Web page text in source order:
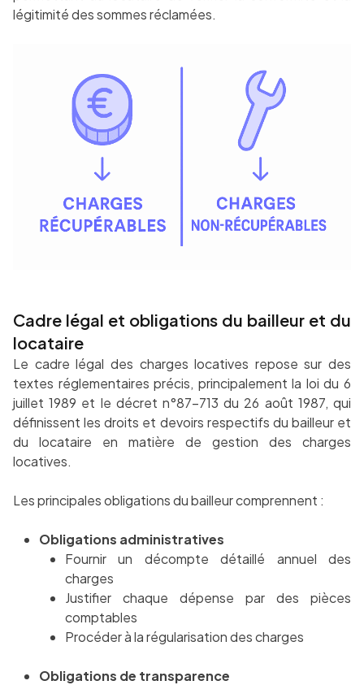
légitimité des sommes réclamées.
Cadre légal et obligations du bailleur et du
locataire
Le cadre légal des charges locatives repose sur des
textes réglementaires précis, principalement la loi du 6
juillet 1989 et le décret n°87-713 du 26 août 1987, qui
définissent les droits et devoirs respectifs du bailleur et
du locataire en matière de gestion des charges
locatives.
Les principales obligations du bailleur comprennent :
Obligations administratives
Fournir un décompte détaillé annuel des
charges
Justifier chaque dépense par des pièces
comptables
Procéder à la régularisation des charges
Obligations de transparence